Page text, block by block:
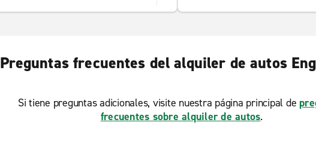
Preguntas frecuentes del alquiler de autos
Si tiene preguntas adicionales, visite nuestra página principal de
frecuentes sobre alquiler de autos.